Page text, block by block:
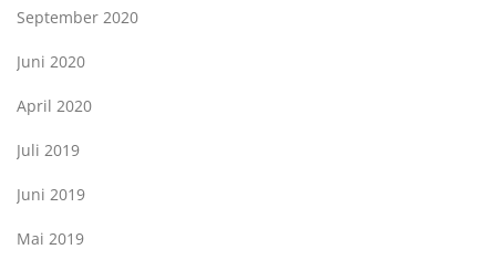
September 2020
Juni 2020
April 2020
Juli 2019
Juni 2019
Mai 2019